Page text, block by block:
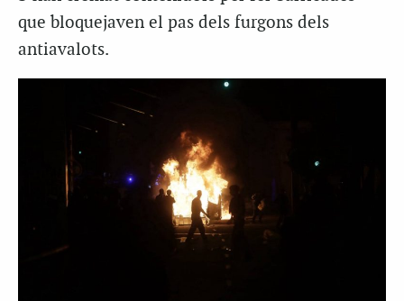
que bloquejaven el pas dels furgons dels
antiavalots.